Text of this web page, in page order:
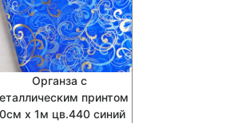
Органза с
принтом
х 1м цв.440 синий